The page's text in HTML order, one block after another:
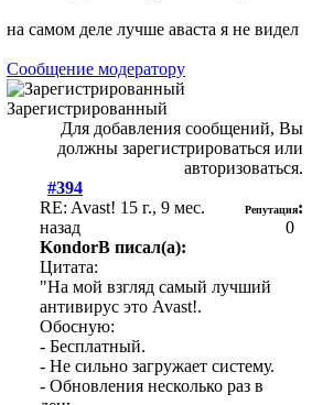
на самом деле лучше аваста я не видел
Сообщение модератору
Зарегистрированный
Для добавления сообщений, Вы
должны зарегистрироваться или
авторизоваться.
#394
RE: Avast! 15 г., 9 мес.
назад
Репутация:
0
KondorB писал(а):
Цитата:
"На мой взгляд самый лучший
антивирус это Avast!.
Обосную:
- Бесплатный.
- Не сильно загружает систему.
- Обновления несколько раз в